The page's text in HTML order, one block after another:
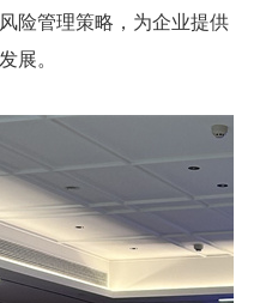
险管理策略，为企业提供
展。